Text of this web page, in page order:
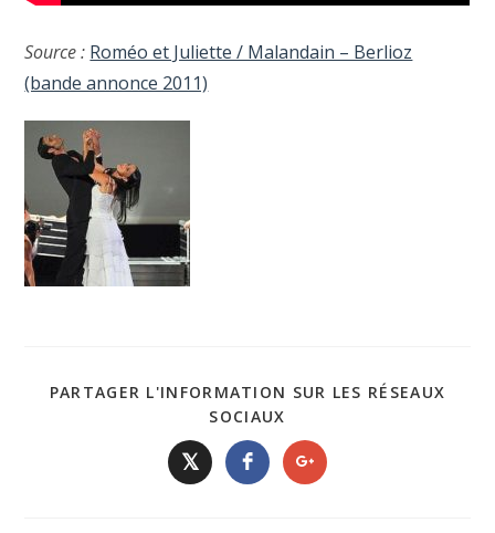
Source : Roméo et Juliette / Malandain – Berlioz
(bande annonce 2011)
PARTAGER L'INFORMATION SUR LES RÉSEAUX
SOCIAUX
𝕏